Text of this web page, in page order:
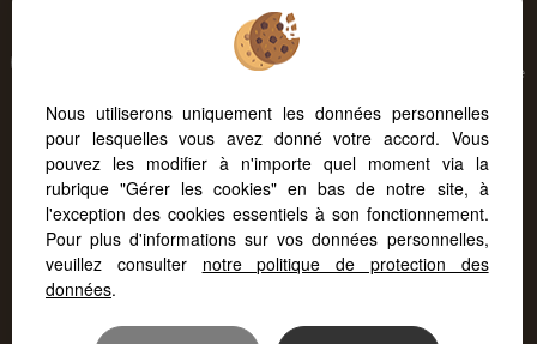
Afin de vous offrir un confort de lecture permanent, depuis
votre PC, votre tablette ou votre smartphone, notre site s'adapte
Logiciel immobilier
Création site immobilier
Référencement site immobilier
Nous utiliserons uniquement les données personnelles
pour lesquelles vous avez donné votre accord. Vous
pouvez les modifier à n'importe quel moment via la
rubrique "Gérer les cookies" en bas de notre site, à
l'exception des cookies essentiels à son fonctionnement.
Pour plus d'informations sur vos données personnelles,
veuillez consulter notre politique de protection des
données.